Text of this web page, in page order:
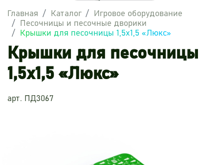
Главная Каталог
Игровое оборудование
Песочницы и песочные дворики
Крышки для песочницы 1,5х1,5 «Люкс»
Крышки для песочницы
1,5х1,5 «Люкс»
арт. ПД3067